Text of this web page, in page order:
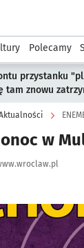
Polecamy
przystanku "pl.
tam znowu
w